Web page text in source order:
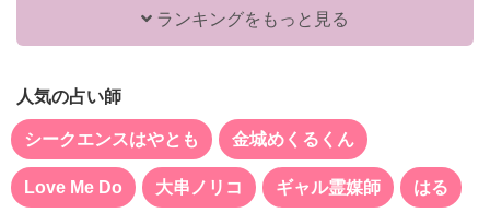
ランキングをもっと見る
人気の占い師
シークエンスはやとも 金城めくるくん
Love Me Do 大串ノリコ ギャル霊媒師 はる